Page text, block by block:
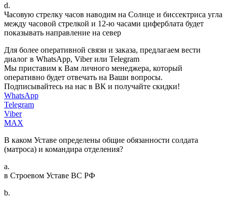
d.
Часовую стрелку часов наводим на Солнце и биссектриса угла
между часовой стрелкой и 12-ю часами циферблата будет
показывать направление на север
Для более оперативной связи и заказа, предлагаем вести
диалог в WhatsApp, Viber или Telegram
Мы приставим к Вам личного менеджера, который
оперативно будет отвечать на Ваши вопросы.
Подписывайтесь на нас в ВК и получайте скидки!
WhatsApp
Telegram
Viber
MAX
В каком Уставе определены общие обязанности солдата
(матроса) и командира отделения?
a.
в Строевом Уставе ВС РФ
b.